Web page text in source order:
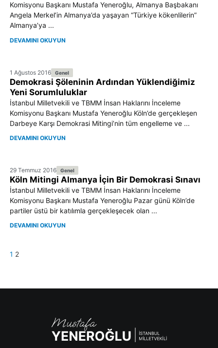
Komisyonu Başkanı Mustafa Yeneroğlu, Almanya Başbakanı
Angela Merkel’in Almanya’da yaşayan “Türkiye kökenlilerin”
Almanya’ya ...
DEVAMINI OKUYUN
1 Ağustos 2016 Genel
Demokrasi Şöleninin Ardından Yüklendiğimiz
Yeni Sorumluluklar
İstanbul Milletvekili ve TBMM İnsan Haklarını İnceleme
Komisyonu Başkanı Mustafa Yeneroğlu Köln’de gerçekleşen
Darbeye Karşı Demokrasi Mitingi’nin tüm engelleme ve ...
DEVAMINI OKUYUN
29 Temmuz 2016 Genel
Köln Mitingi Almanya İçin Bir Demokrasi Sınavı
İstanbul Milletvekili ve TBMM İnsan Haklarını İnceleme
Komisyonu Başkanı Mustafa Yeneroğlu Pazar günü Köln’de
partiler üstü bir katılımla gerçekleşecek olan ...
DEVAMINI OKUYUN
1 2